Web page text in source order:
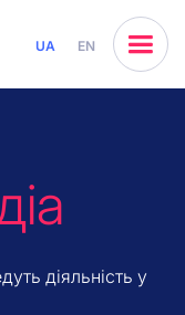
UA EN
діяльність у